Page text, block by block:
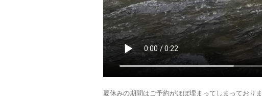
夏休みの期間はご予約がほぼ埋まってしまっており